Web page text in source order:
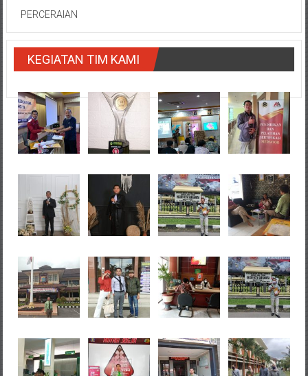
PERCERAIAN
KEGIATAN TIM KAMI